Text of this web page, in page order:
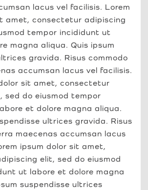
lacus vel facilisis. Lorem
amet, consectetur adipiscing
tempor incididunt ut
magna aliqua. Quis ipsum
gravida. Risus commodo
accumsan lacus vel facilisis.
sit amet, consectetur
sed do eiusmod tempor
et dolore magna aliqua.
ultrices gravida. Risus
maecenas accumsan lacus
ipsum dolor sit amet,
elit, sed do eiusmod
ut labore et dolore magna
suspendisse ultrices